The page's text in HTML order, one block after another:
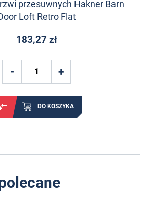
przesuwnych Hakner Barn
Loft Retro Flat
183,27 zł
DO KOSZYKA